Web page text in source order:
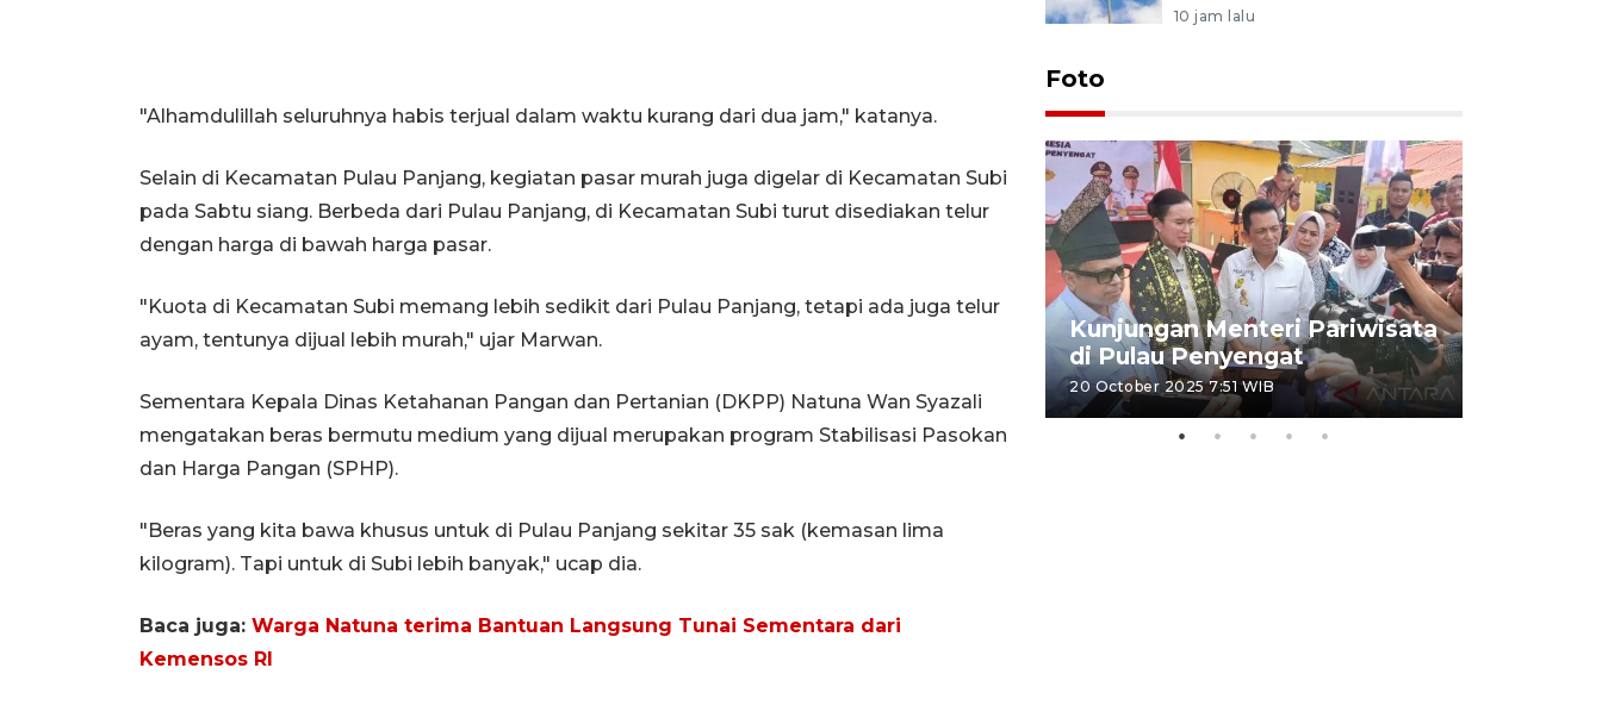
"Alhamdulillah seluruhnya habis terjual dalam waktu kurang dari dua jam," katanya.
Selain di Kecamatan Pulau Panjang, kegiatan pasar murah juga digelar di Kecamatan Subi
pada Sabtu siang. Berbeda dari Pulau Panjang, di Kecamatan Subi turut disediakan telur
dengan harga di bawah harga pasar.
"Kuota di Kecamatan Subi memang lebih sedikit dari Pulau Panjang, tetapi ada juga telur
ayam, tentunya dijual lebih murah," ujar Marwan.
Sementara Kepala Dinas Ketahanan Pangan dan Pertanian (DKPP) Natuna Wan Syazali
mengatakan beras bermutu medium yang dijual merupakan program Stabilisasi Pasokan
dan Harga Pangan (SPHP).
"Beras yang kita bawa khusus untuk di Pulau Panjang sekitar 35 sak (kemasan lima
kilogram). Tapi untuk di Subi lebih banyak," ucap dia.
Baca juga: Warga Natuna terima Bantuan Langsung Tunai Sementara dari
Kemensos RI
10 jam lalu
Foto
Kunjungan Menteri Pariwisata
di Pulau Penyengat
20 October 2025 7:51 WIB